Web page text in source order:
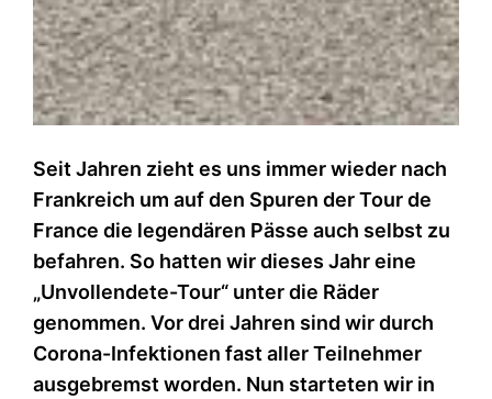
Seit Jahren zieht es uns immer wieder nach
Frankreich um auf den Spuren der Tour de
France die legendären Pässe auch selbst zu
befahren. So hatten wir dieses Jahr eine
„Unvollendete-Tour“ unter die Räder
genommen. Vor drei Jahren sind wir durch
Corona-Infektionen fast aller Teilnehmer
ausgebremst worden. Nun starteten wir in